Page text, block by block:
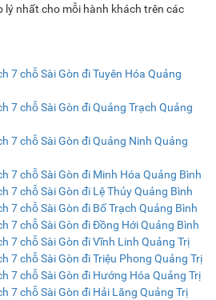
lý nhất cho mỗi hành khách trên các
7 chỗ Sài Gòn đi Tuyên Hóa Quảng
7 chỗ Sài Gòn đi Quảng Trạch Quảng
7 chỗ Sài Gòn đi Quảng Ninh Quảng
7 chỗ Sài Gòn đi Minh Hóa Quảng Bình
7 chỗ Sài Gòn đi Lệ Thủy Quảng Bình
7 chỗ Sài Gòn đi Bố Trạch Quảng Bình
7 chỗ Sài Gòn đi Đồng Hới Quảng Bình
7 chỗ Sài Gòn đi Vĩnh Linh Quảng Trị
7 chỗ Sài Gòn đi Triệu Phong Quảng Trị
7 chỗ Sài Gòn đi Hướng Hóa Quảng Trị
7 chỗ Sài Gòn đi Hải Lăng Quảng Trị